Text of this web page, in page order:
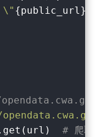
\" {public_url}
# 爬取